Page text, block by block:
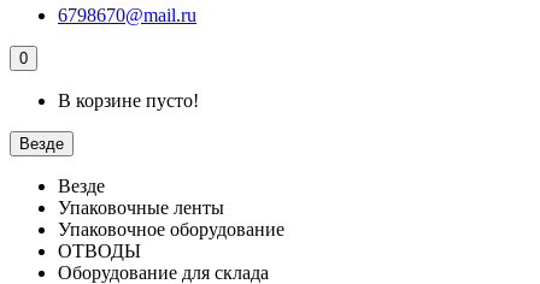
6798670@mail.ru
0
В корзине пусто!
Везде
Везде
Упаковочные ленты
Упаковочное оборудование
ОТВОДЫ
Оборудование для склада